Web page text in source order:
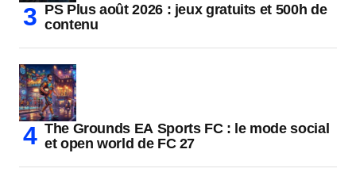
PS Plus août 2026 : jeux gratuits et 500h de
contenu
The Grounds EA Sports FC : le mode social
et open world de FC 27